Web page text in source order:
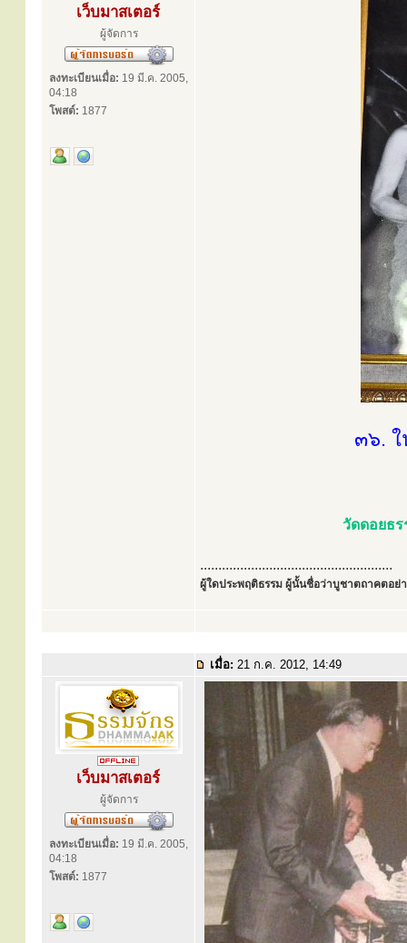
เว็บมาสเตอร์
ผู้จัดการ
ลงทะเบียนเมื่อ: 19 มี.ค. 2005,
04:18
โพสต์: 1877
๓๖.
วัดดอยธ
.....................................................
ผู้ใดประพฤติธรรม ผู้นั้นชื่อว่าบูชาตถาคตอย่า
เมื่อ: 21 ก.ค. 2012, 14:49
เว็บมาสเตอร์
ผู้จัดการ
ลงทะเบียนเมื่อ: 19 มี.ค. 2005,
04:18
โพสต์: 1877